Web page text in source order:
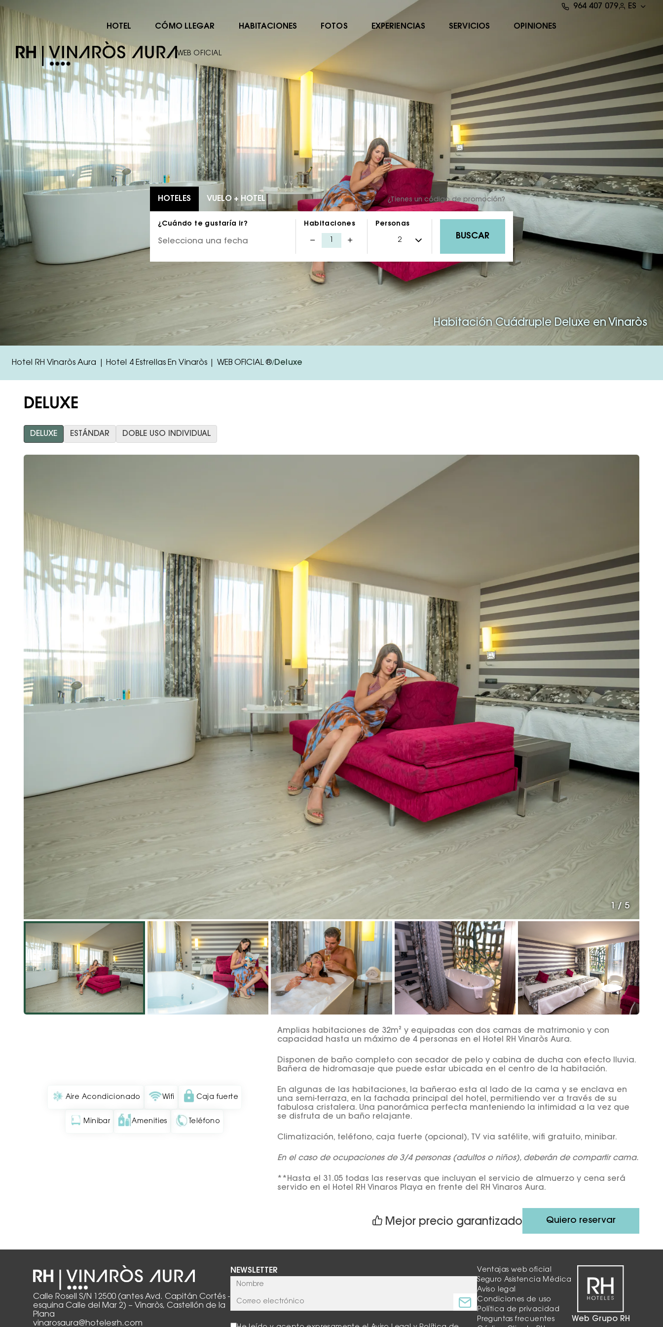
HOTEL CÓMO LLEGAR HABITACIONES FOTOS EXPERIENCIAS SERVICIOS OPINIONES
WEB OFICIAL
964 407 079 ES
Habitación Cuádruple Deluxe en Vinaròs
HOTELES VUELO + HOTEL
¿Cuándo te gustaría ir? Habitaciones Personas
BUSCAR
¿Tienes un código de promoción?
Hotel RH Vinaròs Aura | Hotel 4 Estrellas En Vinaròs | WEB OFICIAL ®/Deluxe
DELUXE
DELUXE ESTÁNDAR DOBLE USO INDIVIDUAL
1 / 5
Aire Acondicionado Wifi Caja fuerte
Minibar Amenities Teléfono
Amplias habitaciones de 32m² y equipadas con dos camas de matrimonio y con
capacidad hasta un máximo de 4 personas en el Hotel RH Vinaròs Aura.
Disponen de baño completo con secador de pelo y cabina de ducha con efecto lluvia.
Bañera de hidromasaje que puede estar ubicada en el centro de la habitación.
En algunas de las habitaciones, la bañerao esta al lado de la cama y se enclava en
una semi-terraza, en la fachada principal del hotel, permitiendo ver a través de su
fabulosa cristalera. Una panorámica perfecta manteniendo la intimidad a la vez que
se disfruta de un baño relajante.
Climatización, teléfono, caja fuerte (opcional), TV via satélite, wifi gratuito, minibar.
En el caso de ocupaciones de 3/4 personas (adultos o niños), deberán de compartir cama.
**Hasta el 31.05 todas las reservas que incluyan el servicio de almuerzo y cena será
servido en el Hotel RH Vinaros Playa en frente del RH Vinaros Aura.
Mejor precio garantizado Quiero reservar
Calle Rosell S/N 12500 (antes Avd. Capitán Cortés -
esquina Calle del Mar 2) – Vinaròs, Castellón de la
Plana
vinarosaura@hotelesrh.com
NEWSLETTER
Ventajas web oficial
Seguro Asistencia Médica
Aviso legal
Condiciones de uso
Política de privacidad
Preguntas frecuentes
Web Grupo RH